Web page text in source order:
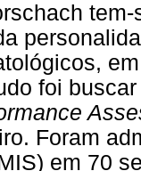
foi
Foram
em 70